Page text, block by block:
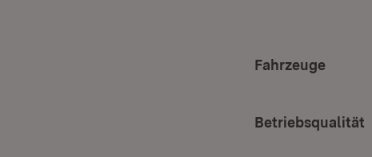
Fahrzeuge
Betriebsqualität